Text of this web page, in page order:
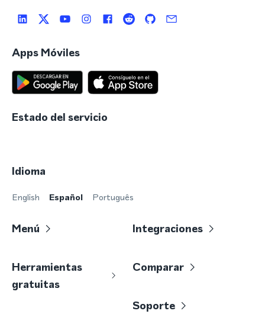
Apps Móviles
Estado del servicio
Idioma
English Español Português
Menú Integraciones
Herramientas
gratuitas
Comparar
Soporte